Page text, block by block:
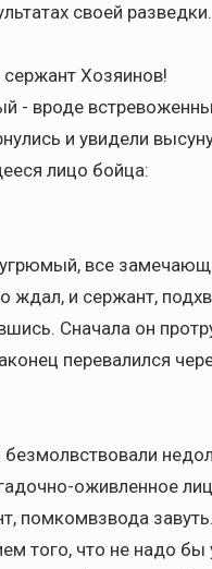
своей
Хозяинов!
- вроде
и увидели
лицо бойца:
все
ждал, и сержант,
Сначала он
перевалился
безмолвствовали
оживленное
помкомвзвода
того, что не надо